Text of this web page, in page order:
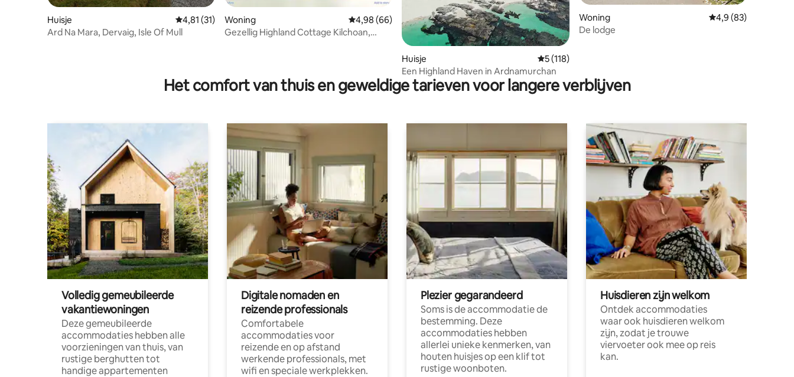
Huisje Gemiddelde beoordeling van 4,81 op 5, 31 recensies
4,81 (31)
Ard Na Mara, Dervaig, Isle Of Mull
Woning Gemiddelde beoordeling van 4,98 op 5, 66 recensies
4,98 (66)
Gezellig Highland Cottage Kilchoan,
Huisje Gemiddelde beoordeling van 5 op 5, 118 recensies
5 (118)
Een Highland Haven in Ardnamurchan
Woning Gemiddelde
4,9 (83)
De lodge
Het comfort van thuis en geweldige tarieven voor langere verblijven
Volledig gemeubileerde
vakantiewoningen
Deze gemeubileerde
accommodaties hebben alle
voorzieningen van thuis, van
rustige berghutten tot
handige appartementen
Digitale nomaden en
reizende professionals
Comfortabele
accommodaties voor
reizende en op afstand
werkende professionals, met
wifi en speciale werkplekken.
Plezier gegarandeerd
Soms is de accommodatie de
bestemming. Deze
accommodaties hebben
allerlei unieke kenmerken, van
houten huisjes op een klif tot
rustige woonboten.
Huisdieren zijn welkom
Ontdek accommodaties
waar ook huisdieren welkom
zijn, zodat je trouwe
viervoeter ook mee op reis
kan.